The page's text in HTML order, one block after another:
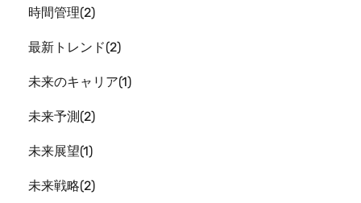
時間管理 2
最新トレンド 2
未来のキャリア 1
未来予測 2
未来展望 1
未来戦略 2